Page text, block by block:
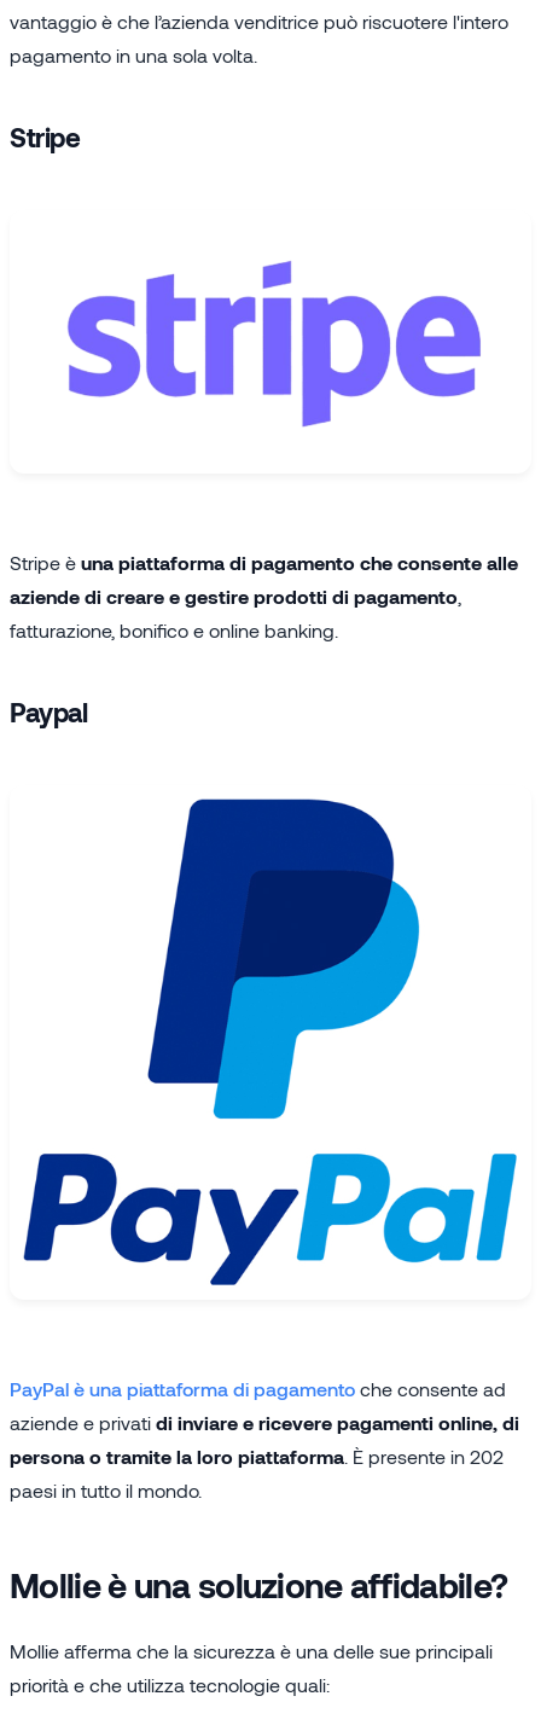
vantaggio è che l’azienda venditrice può riscuotere l'intero
pagamento in una sola volta.
Stripe
Stripe è una piattaforma di pagamento che consente alle
aziende di creare e gestire prodotti di pagamento
fatturazione, bonifico e online banking.
Paypal
PayPal è una piattaforma di pagamento che consente ad
aziende e privati di inviare e ricevere pagamenti online, di
persona o tramite la loro piattaforma . È presente in 202
paesi in tutto il mondo.
Mollie è una soluzione affidabile?
Mollie afferma che la sicurezza è una delle sue principali
priorità e che utilizza tecnologie quali: